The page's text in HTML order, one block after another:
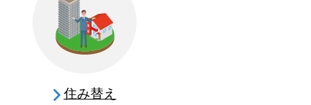
住み替え